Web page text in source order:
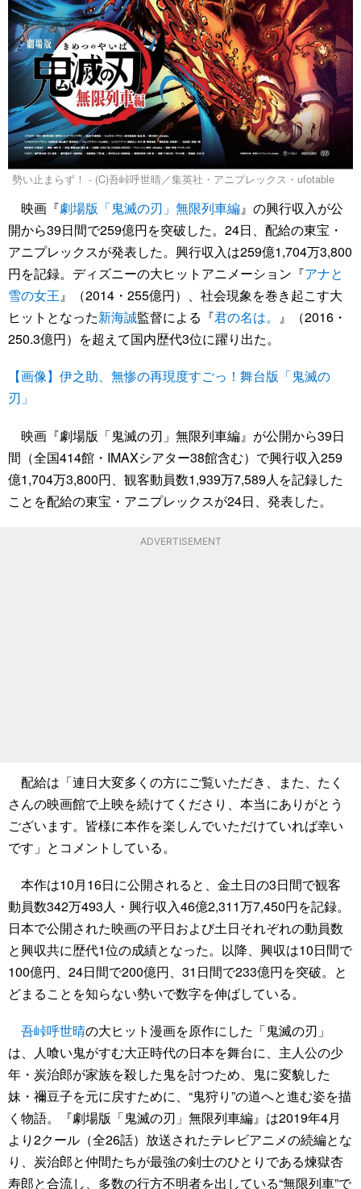
勢い止まらず！ - (C)吾峠呼世晴／集英社・アニプレックス・ufotable
映画『劇場版「鬼滅の刃」無限列車編』の興行収入が公
開から39日間で259億円を突破した。24日、配給の東宝・
アニプレックスが発表した。興行収入は259億1,704万3,800
円を記録。ディズニーの大ヒットアニメーション『アナと
雪の女王』（2014・255億円）、社会現象を巻き起こす大
ヒットとなった新海誠監督による『君の名は。 』（2016・
250.3億円）を超えて国内歴代3位に躍り出た。
【画像】伊之助、無惨の再現度すごっ！舞台版「鬼滅の
刃」
映画『劇場版「鬼滅の刃」無限列車編』が公開から39日
間（全国414館・IMAXシアター38館含む）で興行収入259
億1,704万3,800円、観客動員数1,939万7,589人を記録した
ことを配給の東宝・アニプレックスが24日、発表した。
ADVERTISEMENT
配給は「連日大変多くの方にご覧いただき、また、たく
さんの映画館で上映を続けてくださり、本当にありがとう
ございます。皆様に本作を楽しんでいただけていれば幸い
です」とコメントしている。
本作は10月16日に公開されると、金土日の3日間で観客
動員数342万493人・興行収入46億2,311万7,450円を記録。
日本で公開された映画の平日および土日それぞれの動員数
と興収共に歴代1位の成績となった。以降、興収は10日間で
100億円、24日間で200億円、31日間で233億円を突破。と
どまることを知らない勢いで数字を伸ばしている。
吾峠呼世晴の大ヒット漫画を原作にした「鬼滅の刃」
は、人喰い鬼がすむ大正時代の日本を舞台に、主人公の少
年・炭治郎が家族を殺した鬼を討つため、鬼に変貌した
妹・禰豆子を元に戻すために、“鬼狩り”の道へと進む姿を描
く物語。『劇場版「鬼滅の刃」無限列車編』は2019年4月
より2クール（全26話）放送されたテレビアニメの続編とな
り、炭治郎と仲間たちが最強の剣士のひとりである煉獄杏
寿郎と合流し、多数の行方不明者を出している“無限列車”で